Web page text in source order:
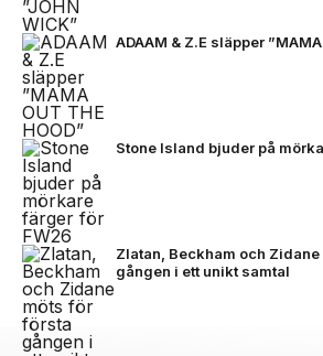
ADAAM & Z.E släpper
Stone Island bjuder på
Zlatan, Beckham och
gången i ett unikt samtal